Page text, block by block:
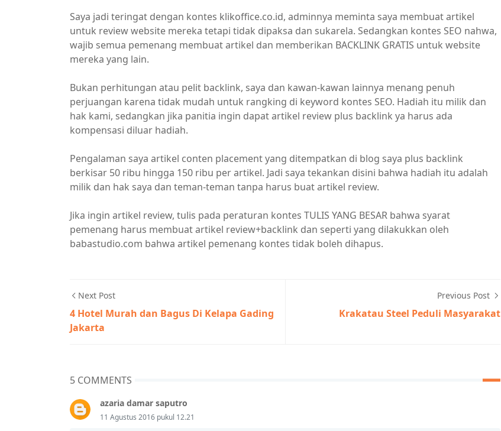
Saya jadi teringat dengan kontes klikoffice.co.id, adminnya meminta saya membuat artikel
untuk review website mereka tetapi tidak dipaksa dan sukarela. Sedangkan kontes SEO nahwa,
wajib semua pemenang membuat artikel dan memberikan BACKLINK GRATIS untuk website
mereka yang lain.
Bukan perhitungan atau pelit backlink, saya dan kawan-kawan lainnya menang penuh
perjuangan karena tidak mudah untuk rangking di keyword kontes SEO. Hadiah itu milik dan
hak kami, sedangkan jika panitia ingin dapat artikel review plus backlink ya harus ada
kompensasi diluar hadiah.
Pengalaman saya artikel conten placement yang ditempatkan di blog saya plus backlink
berkisar 50 ribu hingga 150 ribu per artikel. Jadi saya tekankan disini bahwa hadiah itu adalah
milik dan hak saya dan teman-teman tanpa harus buat artikel review.
Jika ingin artikel review, tulis pada peraturan kontes TULIS YANG BESAR bahwa syarat
pemenang harus membuat artikel review+backlink dan seperti yang dilakukkan oleh
babastudio.com bahwa artikel pemenang kontes tidak boleh dihapus.
Next Post
4 Hotel Murah dan Bagus Di Kelapa Gading
Jakarta
Previous Post
Krakatau Steel Peduli Masyarakat
5 COMMENTS
azaria damar saputro
11 Agustus 2016 pukul 12.21